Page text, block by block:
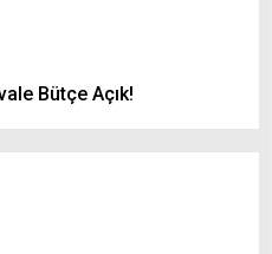
Bütçe Açık!